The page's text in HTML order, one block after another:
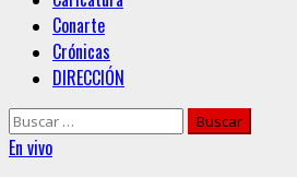
Conarte
Crónicas
DIRECCIÓN
Buscar:
En vivo